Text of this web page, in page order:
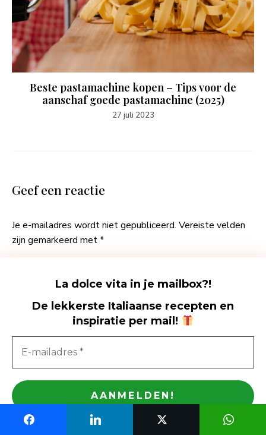
La dolce vita in je mailbox?!
De lekkerste Italiaanse recepten en
inspiratie per mail!
Beste pastamachine kopen – Tips voor de
aanschaf goede pastamachine (2025)
27 juli 2023
Geef een reactie
Je e-mailadres wordt niet gepubliceerd. Vereiste velden
zijn gemarkeerd met*
Waardering
Reactie*
Naam